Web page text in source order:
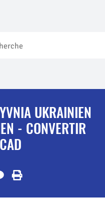
UKRAINIEN
- CONVERTIR